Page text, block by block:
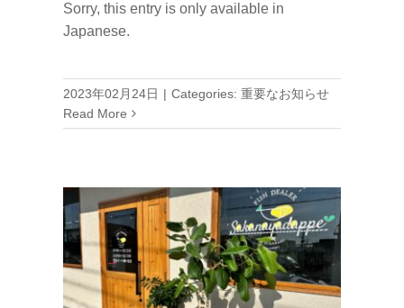
Sorry, this entry is only available in
Japanese.
2023年02月24日 | Categories: 重要なお知らせ
Read More